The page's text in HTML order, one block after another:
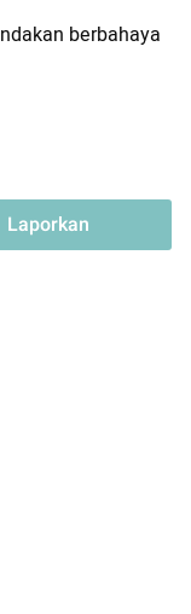
berbahaya
Laporkan